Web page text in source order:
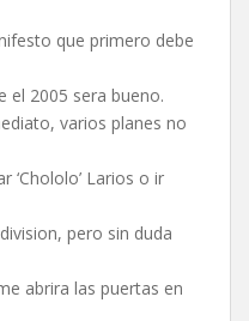
que primero debe
el 2005 sera bueno.
varios planes no
‘Chololo’ Larios o ir
pero sin duda
abrira las puertas en